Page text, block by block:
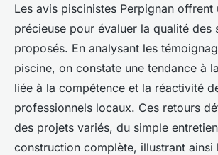
Les avis piscinistes Perpignan offrent
précieuse pour évaluer la qualité des
proposés. En analysant les
piscine, on constate une tendance à
liée à la compétence et la réactivité
professionnels locaux. Ces retours
des projets variés, du simple
construction complète, illustrant ainsi